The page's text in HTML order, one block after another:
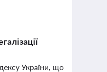
України, що